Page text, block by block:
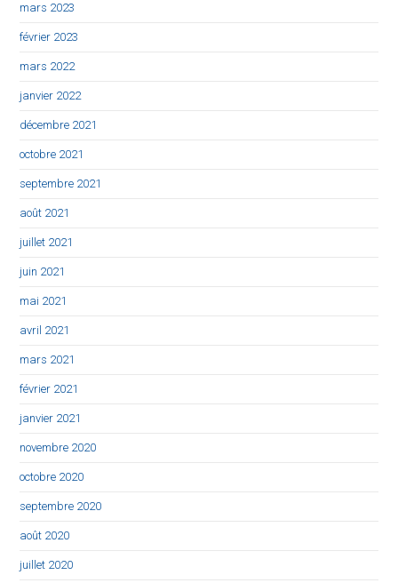
mars 2023
février 2023
mars 2022
janvier 2022
décembre 2021
octobre 2021
septembre 2021
août 2021
juillet 2021
juin 2021
mai 2021
avril 2021
mars 2021
février 2021
janvier 2021
novembre 2020
octobre 2020
septembre 2020
août 2020
juillet 2020